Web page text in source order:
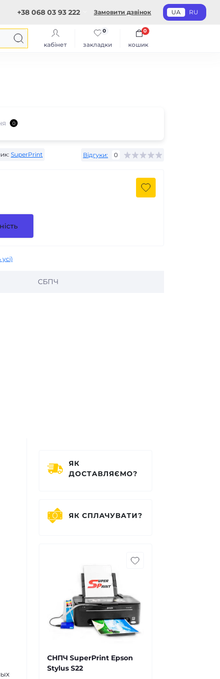
+38 068 03 93 222 Замовити дзвінок UA RU
кабінет закладки
0
кошик
0
0
SuperPrint Відгуки: 0
СБПЧ
ЯК
ДОСТАВЛЯЄМО?
ЯК СПЛАЧУВАТИ?
СНПЧ SuperPrint Epson
Stylus S22